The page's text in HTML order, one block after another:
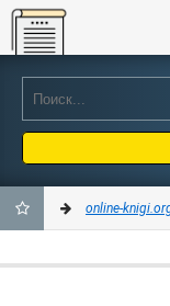
Online-
online-